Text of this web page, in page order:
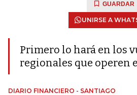
GUARDAR
UNIRSE A
Primero lo hará en los
regionales que operen
DIARIO FINANCIERO - SANTIAGO